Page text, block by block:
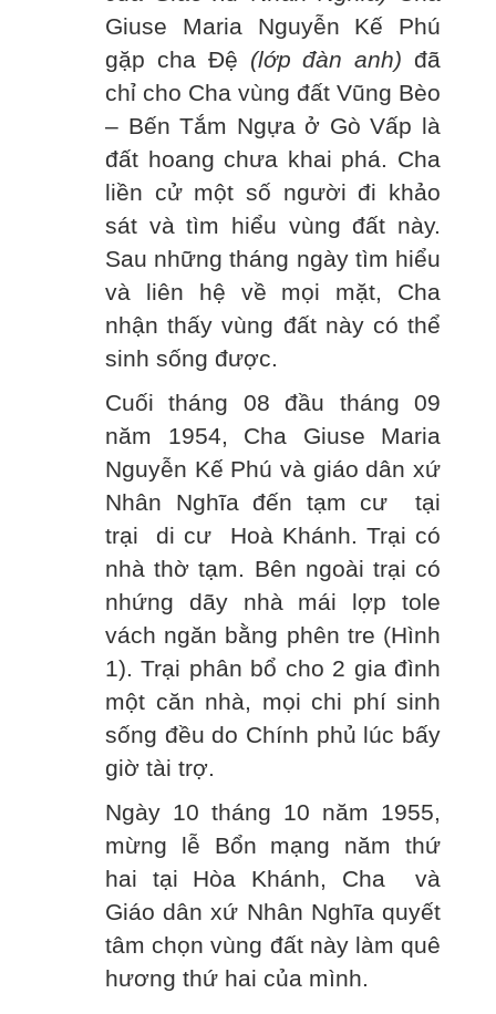
Giuse Maria Nguyễn Kế Phú
gặp cha Đệ (lớp đàn anh) đã
chỉ cho Cha vùng đất Vũng Bèo
– Bến Tắm Ngựa ở Gò Vấp là
đất hoang chưa khai phá. Cha
liền cử một số người đi khảo
sát và tìm hiểu vùng đất này.
Sau những tháng ngày tìm hiểu
và liên hệ về mọi mặt, Cha
nhận thấy vùng đất này có thể
sinh sống được.
Cuối tháng 08 đầu tháng 09
năm 1954, Cha Giuse Maria
Nguyễn Kế Phú và giáo dân xứ
Nhân Nghĩa đến tạm cư tại
trại di cư Hoà Khánh. Trại có
nhà thờ tạm. Bên ngoài trại có
nhứng dãy nhà mái lợp tole
vách ngăn bằng phên tre (Hình
1). Trại phân bổ cho 2 gia đình
một căn nhà, mọi chi phí sinh
sống đều do Chính phủ lúc bấy
giờ tài trợ.
Ngày 10 tháng 10 năm 1955,
mừng lễ Bổn mạng năm thứ
hai tại Hòa Khánh, Cha và
Giáo dân xứ Nhân Nghĩa quyết
tâm chọn vùng đất này làm quê
hương thứ hai của mình.